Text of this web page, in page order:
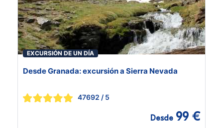
EXCURSIÓN DE UN DÍA
Desde Granada: excursión a Sierra Nevada
47692 / 5
Desde 99 €